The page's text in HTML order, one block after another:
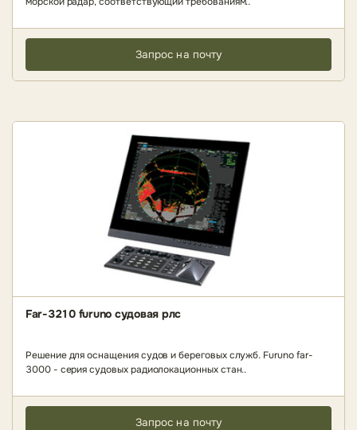
Запрос на почту
Far-3210 furuno судовая рлс
Решение для оснащения судов и береговых служб. Furuno far-
3000 - серия судовых радиолокационных стан..
Запрос на почту